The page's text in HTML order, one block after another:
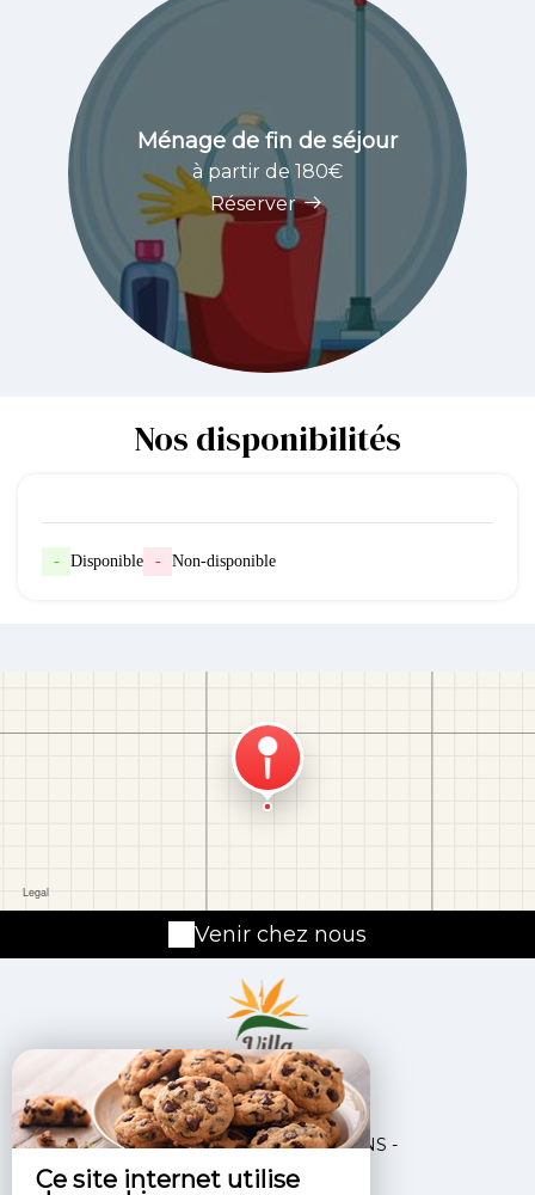
Ce site internet utilise
Ménage de fin de séjour
à partir de 180€
Réserver
Nos disponibilités
- Disponible - Non-disponible
Venir chez nous
31 Rue Leon Dierx,
97434 ERMITAGE LES BAINS -